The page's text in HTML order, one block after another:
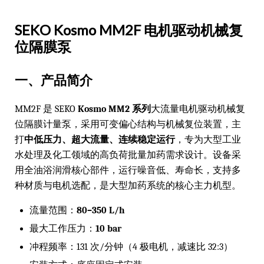
SEKO Kosmo MM2F 电机驱动机械复
位隔膜泵
一、产品简介
MM2F 是 SEKO Kosmo MM2 系列 大流量电机驱动机械复
位隔膜计量泵，采用可变偏心结构与机械复位装置，主
打中低压力、超大流量、连续稳定运行，专为大型工业
水处理及化工领域的高负荷批量加药需求设计。设备采
用全油浴润滑核心部件，运行噪音低、寿命长，支持多
种材质与电机选配，是大型加药系统的核心主力机型。
流量范围： 80–350 L/h
最大工作压力： 10 bar
冲程频率：131 次/分钟（4 极电机，减速比 32:3）